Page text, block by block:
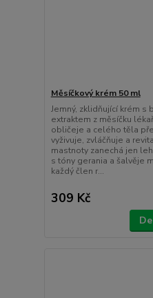
Měsíčkový krém 50 ml
Jemný, zklidňující krém s
extraktem z měsíčku
obličeje a celého těla
vyživuje, zvláčňuje a
mastnoty zanechá jen
s tóny gerania a šalvěje
každý člen r...
309 Kč